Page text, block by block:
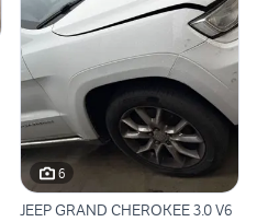
6
JEEP GRAND CHEROKEE 3.0 V6